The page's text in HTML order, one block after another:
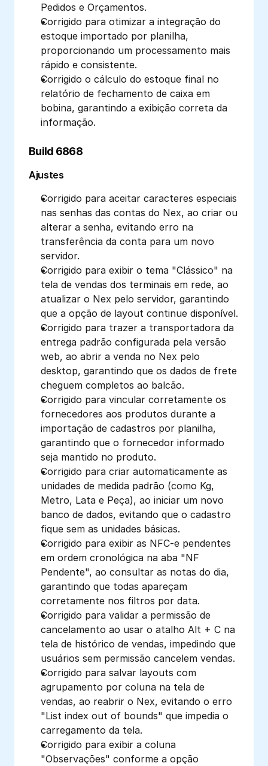
Pedidos e Orçamentos.
Corrigido para otimizar a integração do
estoque importado por planilha,
proporcionando um processamento mais
rápido e consistente.
Corrigido o cálculo do estoque final no
relatório de fechamento de caixa em
bobina, garantindo a exibição correta da
informação.
Build 6868
Ajustes
Corrigido para aceitar caracteres especiais
nas senhas das contas do Nex, ao criar ou
alterar a senha, evitando erro na
transferência da conta para um novo
servidor.
Corrigido para exibir o tema "Clássico" na
tela de vendas dos terminais em rede, ao
atualizar o Nex pelo servidor, garantindo
que a opção de layout continue disponível.
Corrigido para trazer a transportadora da
entrega padrão configurada pela versão
web, ao abrir a venda no Nex pelo
desktop, garantindo que os dados de frete
cheguem completos ao balcão.
Corrigido para vincular corretamente os
fornecedores aos produtos durante a
importação de cadastros por planilha,
garantindo que o fornecedor informado
seja mantido no produto.
Corrigido para criar automaticamente as
unidades de medida padrão (como Kg,
Metro, Lata e Peça), ao iniciar um novo
banco de dados, evitando que o cadastro
fique sem as unidades básicas.
Corrigido para exibir as NFC-e pendentes
em ordem cronológica na aba "NF
Pendente", ao consultar as notas do dia,
garantindo que todas apareçam
corretamente nos filtros por data.
Corrigido para validar a permissão de
cancelamento ao usar o atalho Alt + C na
tela de histórico de vendas, impedindo que
usuários sem permissão cancelem vendas.
Corrigido para salvar layouts com
agrupamento por coluna na tela de
vendas, ao reabrir o Nex, evitando o erro
"List index out of bounds" que impedia o
carregamento da tela.
Corrigido para exibir a coluna
"Observações" conforme a opção